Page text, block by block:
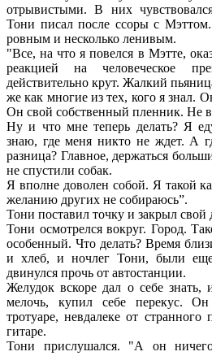
отрывистыми. В них
Тони писал после ссоры с
ровным и несколько ленивым.
"Все, на что я повелся в Мэтте,
реакцией на человеческое
действительно крут. Жалкий
же как многие из тех, кого я знал.
Он свой собственный пленник. Не
Ну и что мне теперь делать? Я
знаю, где меня никто не ждет. А
разница? Главное, держаться
не спустили собак.
Я вполне доволен собой. Я такой
желанию других не собираюсь”.
Тони поставил точку и закрыл свой
Тони осмотрелся вокруг. Город.
особенный. Что делать? Время
и хлеб, и ночлег Тони, были
двинулся прочь от автостанции.
Желудок вскоре дал о себе
мелочь, купил себе перекус.
тротуаре, невдалеке от странного
гитаре.
Тони прислушался. "А он